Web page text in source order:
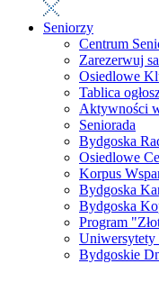
Seniorzy
Centrum
Zarezerwuj
Osiedlowe
Tablica
Aktywności
Seniorada
Bydgoska
Osiedlowe
Korpus
Bydgoska
Bydgoska
Program
Uniwersytety
Bydgoskie